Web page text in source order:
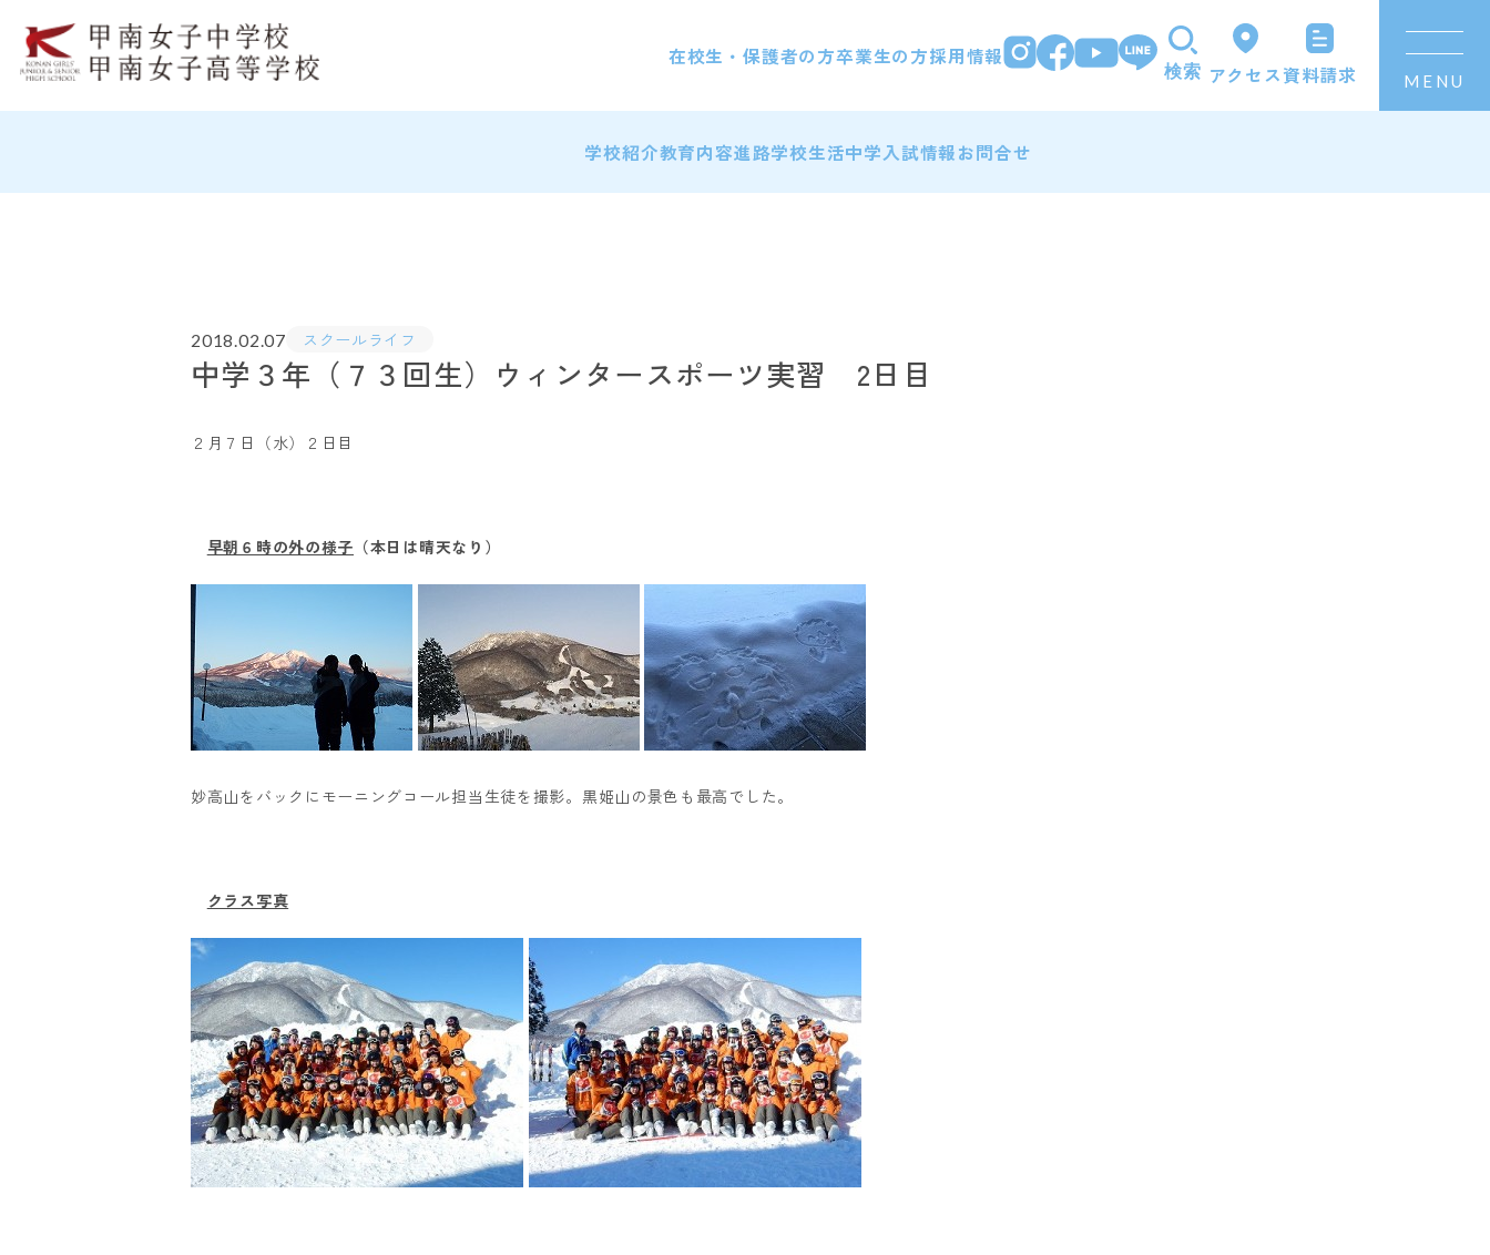
在校生・保護者の方卒業生の方採用情報
検索 アクセス資料請求 MENU
学校紹介教育内容進路学校生活中学入試情報お問合せ
2018.02.07 スクールライフ
中学３年（７３回生）ウィンタースポーツ実習 2日目
２月７日（水）２日目
早朝６時の外の様子 （本日は晴天なり）
妙高山をバックにモーニングコール担当生徒を撮影。黒姫山の景色も最高でした。
クラス写真